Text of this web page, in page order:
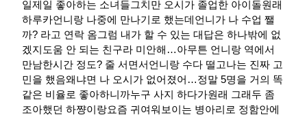
일제일 좋아하는 소녀들그치만 오시가 졸업한 아이돌원래
하루카언니랑 나중에 만나기로 했는데언니가 나 수업 쨀
까? 라고 연락 옴그럼 내가 할 수 있는 대답은 하나밖에 없
겠지도움 안 되는 친구라 미안해…아무튼 언니랑 역에서
만남한시간 정도? 줄 서면서언니랑 수다 떨고나는 진짜 고
민을 했음왜냐면 나 오시가 없어졌어…정말 5명을 거의 똑
같은 비율로 좋아하니까누구 사지 하다가원래 그래두 좀
조아했던 하쨩이랑요즘 귀여워보이는 병아리로 정함안에